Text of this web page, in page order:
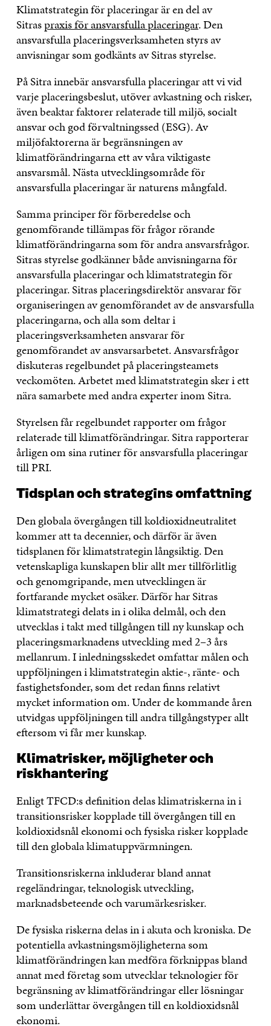
Klimatstrategin för placeringar är en del av
Sitraspraxis för ansvarsfulla placeringar. Den
ansvarsfulla placeringsverksamheten styrs av
anvisningar som godkänts av Sitras styrelse.
På Sitra innebär ansvarsfulla placeringar att vi vid
varje placeringsbeslut, utöver avkastning och risker,
även beaktar faktorer relaterade till miljö, socialt
ansvar och god förvaltningssed (ESG). Av
miljöfaktorerna är begränsningen av
klimatförändringarna ett av våra viktigaste
ansvarsmål. Nästa utvecklingsområde för
ansvarsfulla placeringar är naturens mångfald.
Samma principer för förberedelse och
genomförande tillämpas för frågor rörande
klimatförändringarna som för andra ansvarsfrågor.
Sitras styrelse godkänner både anvisningarna för
ansvarsfulla placeringar och klimatstrategin för
placeringar. Sitras placeringsdirektör ansvarar för
organiseringen av genomförandet av de ansvarsfulla
placeringarna, och alla som deltar i
placeringsverksamheten ansvarar för
genomförandet av ansvarsarbetet. Ansvarsfrågor
diskuteras regelbundet på placeringsteamets
veckomöten. Arbetet med klimatstrategin sker i ett
nära samarbete med andra experter inom Sitra.
Styrelsen får regelbundet rapporter om frågor
relaterade till klimatförändringar. Sitra rapporterar
årligen om sina rutiner för ansvarsfulla placeringar
till PRI.
Tidsplan och strategins omfattning
Den globala övergången till koldioxidneutralitet
kommer att ta decennier, och därför är även
tidsplanen för klimatstrategin långsiktig. Den
vetenskapliga kunskapen blir allt mer tillförlitlig
och genomgripande, men utvecklingen är
fortfarande mycket osäker. Därför har Sitras
klimatstrategi delats in i olika delmål, och den
utvecklas i takt med tillgången till ny kunskap och
placeringsmarknadens utveckling med 2–3 års
mellanrum. I inledningsskedet omfattar målen och
uppföljningen i klimatstrategin aktie-, ränte- och
fastighetsfonder, som det redan finns relativt
mycket information om. Under de kommande åren
utvidgas uppföljningen till andra tillgångstyper allt
eftersom vi får mer kunskap.
Klimatrisker, möjligheter och
riskhantering
Enligt TFCD:s definition delas klimatriskerna in i
transitionsrisker kopplade till övergången till en
koldioxidsnål ekonomi och fysiska risker kopplade
till den globala klimatuppvärmningen.
Transitionsriskerna inkluderar bland annat
regeländringar, teknologisk utveckling,
marknadsbeteende och varumärkesrisker.
De fysiska riskerna delas in i akuta och kroniska. De
potentiella avkastningsmöjligheterna som
klimatförändringen kan medföra förknippas bland
annat med företag som utvecklar teknologier för
begränsning av klimatförändringar eller lösningar
som underlättar övergången till en koldioxidsnål
ekonomi.